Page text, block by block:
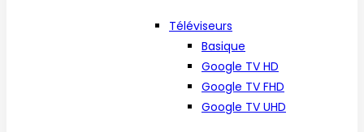
Téléviseurs
Basique
Google TV HD
Google TV FHD
Google TV UHD